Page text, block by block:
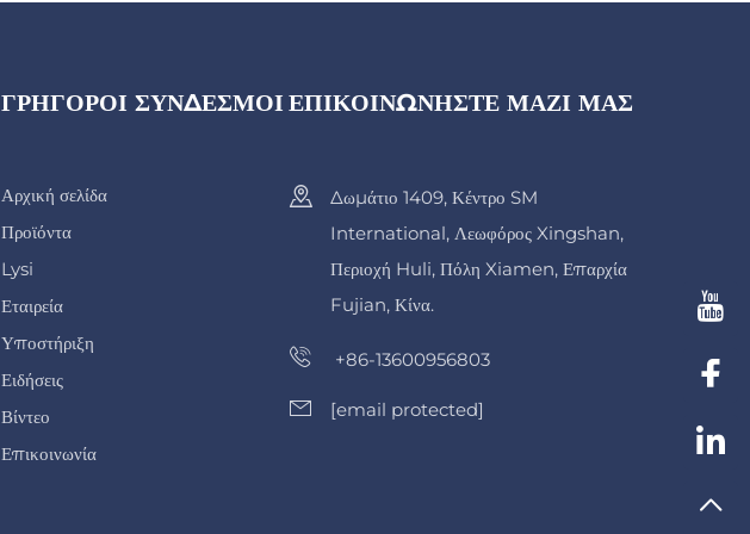
ΓΡΉΓΟΡΟΙ ΣΎΝΔΕΣΜΟΙ
Αρχική σελίδα
Προϊόντα
Lysi
Εταιρεία
Υποστήριξη
Ειδήσεις
Βίντεο
Επικοινωνία
ΕΠΙΚΟΙΝΩΝΗΣΤΕ ΜΑΖΙ ΜΑΣ
Δωμάτιο 1409, Κέντρο SM
International, Λεωφόρος Xingshan,
Περιοχή Huli, Πόλη Xiamen, Επαρχία
Fujian, Κίνα.
+86-13600956803
[email protected]